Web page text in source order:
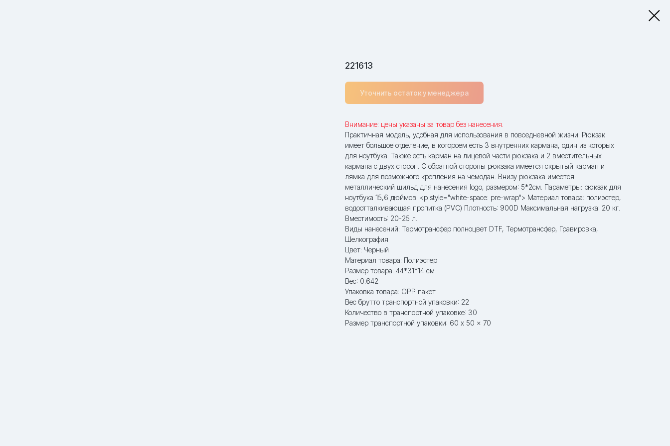
221613
Уточнить остаток у менеджера
Внимание: цены указаны за товар без нанесения.
Практичная модель, удобная для использования в повседневной жизни. Рюкзак
имеет большое отделение, в котороем есть 3 внутренних кармана, один из которых
для ноутбука. Также есть карман на лицевой части рюкзака и 2 вместительных
кармана с двух сторон. С обратной стороны рюкзака имеется скрытый карман и
лямка для возможного крепления на чемодан. Внизу рюкзака имеется
металлический шильд для нанесения logo, размером: 5*2см. Параметры: рюкзак для
ноутбука 15,6 дюймов. <p style="white-space: pre-wrap"> Материал товара: полиэстер,
водоотталкивающая пропитка (PVC) Плотность: 900D Максимальная нагрузка: 20 кг.
Вместимость: 20-25 л.
Виды нанесений: Термотрансфер полноцвет DTF, Термотрансфер, Гравировка,
Шелкография
Цвет: Черный
Материал товара: Полиэстер
Размер товара: 44*31*14 см
Вес: 0.642
Упаковка товара: OPP пакет
Вес брутто транспортной упаковки: 22
Количество в транспортной упаковке: 30
Размер транспортной упаковки: 60 x 50 x 70